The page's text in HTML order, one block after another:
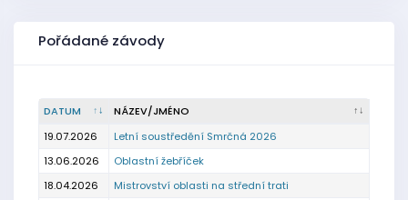
Pořádané závody
DATUM
NÁZEV/JMÉNO
19.07.2026
Letní soustředění Smrčná 2026
13.06.2026
Oblastní žebříček
18.04.2026
Mistrovství oblasti na střední trati